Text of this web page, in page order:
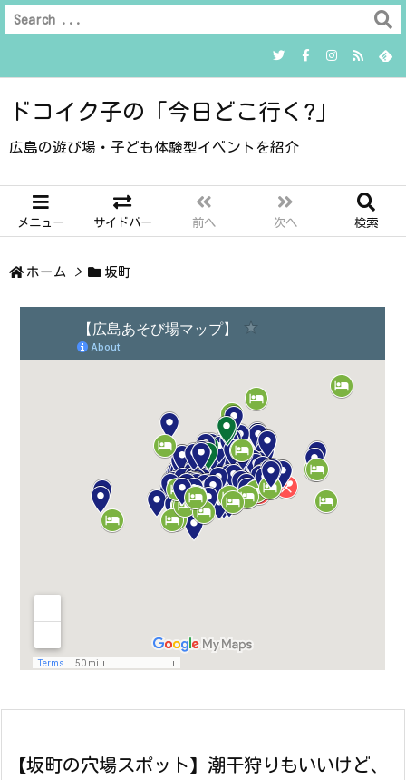
ドコイク子の「今日どこ行く?」
広島の遊び場・子ども体験型イベントを紹介
メニュー サイドバー 前へ 次へ 検索
ホーム > 坂町
【坂町の穴場スポット】潮干狩りもいいけど、